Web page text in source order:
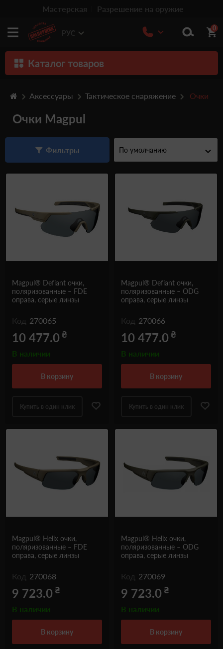
Мастерская Разрешение на оружие
РУС
0
Каталог товаров
Травматическое оружие
Оптика
Аксессуары
Релоадинг патронов
Одежда и обувь
Дроны (БПЛА)
Подарочные Сертификати
Аксессуары Тактическое снаряжение Очки
Очки Magpul
Фильтры
Magpul® Defiant очки,
поляризованные – FDE
оправа, серые линзы
Код 270065
10 477.0 ₴
В наличии
в корзину
Купить в один клик
Magpul® Defiant очки,
поляризованные – ODG
оправа, серые линзы
Код 270066
10 477.0 ₴
В наличии
в корзину
Купить в один клик
Magpul® Helix очки,
поляризованные – FDE
оправа, серые линзы
Код 270068
9 723.0 ₴
В наличии
в корзину
Magpul® Helix очки,
поляризованные – ODG
оправа, серые линзы
Код 270069
9 723.0 ₴
В наличии
в корзину